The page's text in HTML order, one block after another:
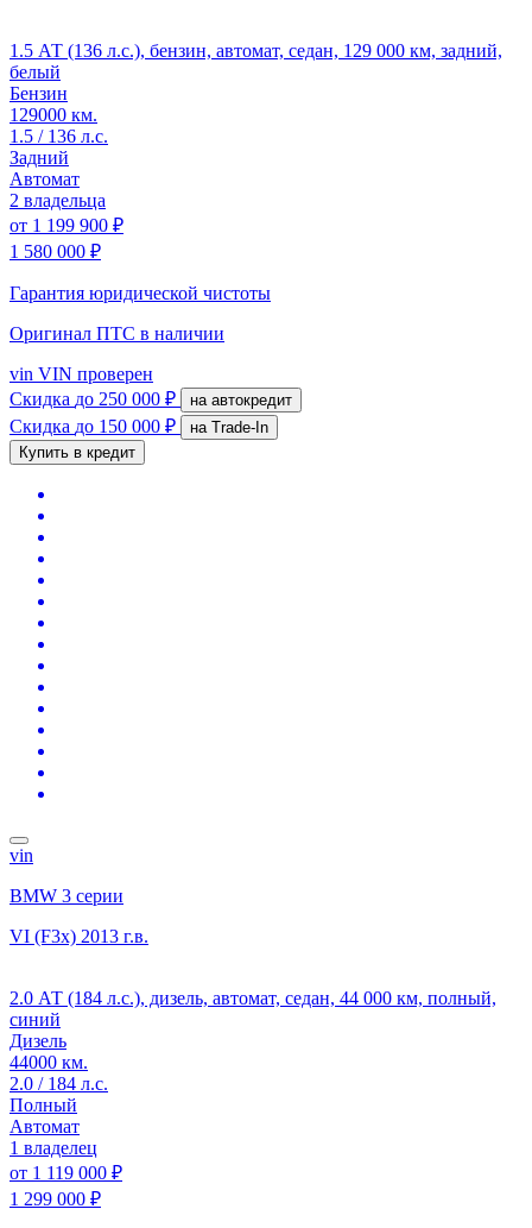
1.5 АТ (136 л.с.), бензин, автомат, седан, 129 000 км, задний,
белый
Бензин
129000 км.
1.5 / 136 л.с.
Задний
Автомат
2 владельца
от 1 199 900 ₽
1 580 000 ₽
Гарантия юридической чистоты
Оригинал ПТС в наличии
vin VIN проверен
Скидка до 250 000 ₽ на автокредит
Скидка до 150 000 ₽
на Trade-In
Купить в кредит
vin
BMW 3 серии
VI (F3x) 2013 г.в.
2.0 АТ (184 л.с.), дизель, автомат, седан, 44 000 км, полный,
синий
Дизель
44000 км.
2.0 / 184 л.с.
Полный
Автомат
1 владелец
от 1 119 000 ₽
1 299 000 ₽